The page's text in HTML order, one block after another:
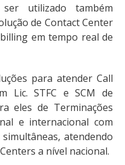
utilizado também
de Contact Center
em tempo real de
para atender Call
Lic. STFC e SCM de
eles de Terminações
e internacional com
atendendo
a nível nacional.